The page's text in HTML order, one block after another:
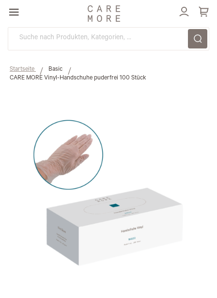
Direkt
zum
Inhalt
Startseite
Basic
CARE MORE Vinyl-Handschuhe puderfrei 100 Stück